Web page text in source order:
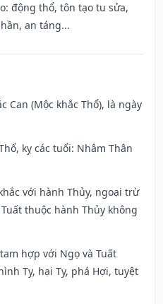
động thổ, tôn tạo tu sửa,
an táng...
Can (Mộc khắc Thổ), là ngày
kỵ các tuổi: Nhâm Thân
với hành Thủy, ngoại trừ
thuộc hành Thủy không
hợp với Ngọ và Tuất
Tỵ, hại Tỵ, phá Hợi, tuyệt